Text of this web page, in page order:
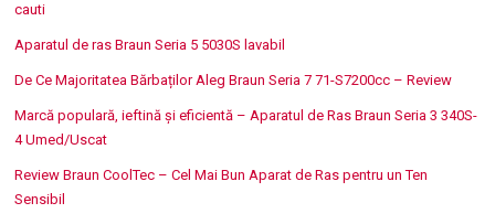
cauti
Aparatul de ras Braun Seria 5 5030S lavabil
De Ce Majoritatea Bărbaților Aleg Braun Seria 7 71-S7200cc – Review
Marcă populară, ieftină și eficientă – Aparatul de Ras Braun Seria 3 340S-
4 Umed/Uscat
Review Braun CoolTec – Cel Mai Bun Aparat de Ras pentru un Ten
Sensibil